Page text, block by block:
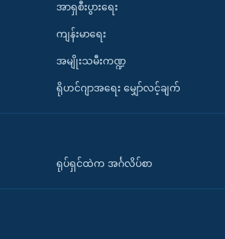
အာရှစီးပွားရေး
ကျန်းမာရေး
အမျိုးသမီးကဏ္ဍ
ရိုဟင်ဂျာအရေး မျှော်လင့်ချက်
ရုပ်ရှင်ထဲက အင်္ဂလိပ်စာ